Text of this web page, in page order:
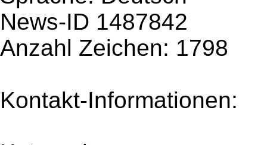
News-ID 1487842
Anzahl Zeichen: 1798
Kontakt-Informationen: